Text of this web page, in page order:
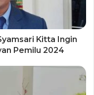
Kitta Ingin
Pemilu 2024